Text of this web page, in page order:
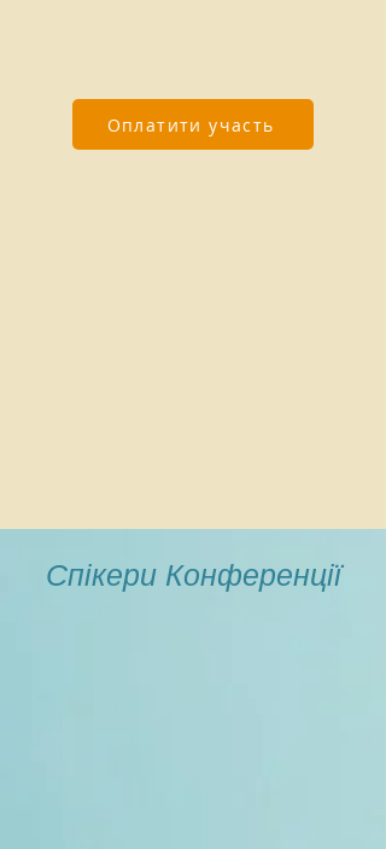
Оплатити участь
Спікери Конференції